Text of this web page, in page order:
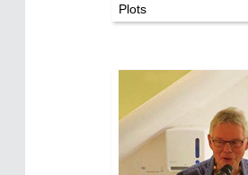
Plots